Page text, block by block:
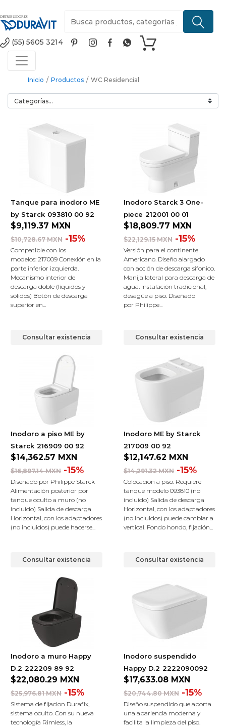
(55) 5605 3214
Inicio / Productos / WC Residencial
Tanque para inodoro ME
by Starck 093810 00 92
$9,119.37 MXN
$10,728.67 MXN -15%
Compatible con los
modelos: 217009 Conexión en la
parte inferior izquierda.
Mecanismo interior de
descarga doble (líquidos y
sólidos) Botón de descarga
superior en...
Consultar existencia
Inodoro Starck 3 One-
piece 212001 00 01
$18,809.77 MXN
$22,129.15 MXN -15%
Versión para el continente
Americano. Diseño alargado
con acción de descarga sifonico.
Manija lateral para descarga de
agua. Instalación tradicional,
desagüe a piso. Diseñado
por Philippe...
Consultar existencia
Inodoro a piso ME by
Starck 216909 00 92
$14,362.57 MXN
$16,897.14 MXN -15%
Diseñado por Philippe Starck
Alimentación posterior por
tanque oculto a muro (no
incluido) Salida de descarga
Horizontal, con los adaptadores
(no incluidos) puede hacerse...
Consultar existencia
Inodoro ME by Starck
217009 00 92
$12,147.62 MXN
$14,291.32 MXN -15%
Colocación a piso. Requiere
tanque modelo 093810 (no
incluido) Salida de descarga
Horizontal, con los adaptadores
(no incluidos) puede cambiar a
vertical. Fondo hondo, fijación...
Consultar existencia
Inodoro a muro Happy
D.2 222209 89 92
$22,080.29 MXN
$25,976.81 MXN -15%
Sistema de fijacion Durafix,
sistema oculto. Con su nueva
tecnología Rimless, la
Inodoro suspendido
Happy D.2 2222090092
$17,633.08 MXN
$20,744.80 MXN -15%
Diseño suspendido que aporta
una apariencia moderna y
facilita la limpieza del piso.